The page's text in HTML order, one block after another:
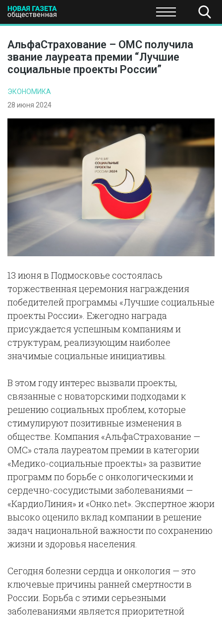
ПОЛИТИКА ЭКОНОМИКА НАУКА И
АльфаСтрахование – ОМС получила
звание лауреата премии “Лучшие
социальные проекты России”
ЭКОНОМИКА
28 июня 2024
13 июня в Подмосковье состоялась
торжественная церемония награждения
победителей программы «Лучшие социальные
проекты России». Ежегодно награда
присуждается успешным компаниям и
структурам, реализующим наиболее
значимые социальные инициативы.
В этом году интерес вызвали проекты,
связанные с новаторскими подходами к
решению социальных проблем, которые
стимулируют позитивные изменения в
обществе. Компания «АльфаСтрахование —
ОМС» стала лауреатом премии в категории
«Медико-социальные проекты» за развитие
программ по борьбе с онкологическими и
сердечно-сосудистыми заболеваниями —
«КардиоЛиния» и «Онко.net». Экспертное жюри
высоко оценило вклад компании в решение
задач национальной важности по сохранению
жизни и здоровья населения.
Сегодня болезни сердца и онкология — это
ключевые причины ранней смертности в
России. Борьба с этими серьезными
заболеваниями является приоритетной